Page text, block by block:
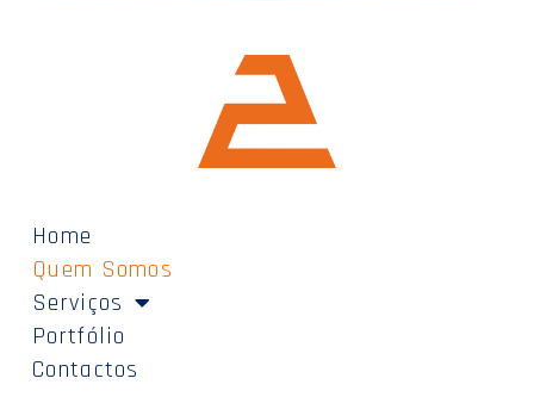
Home
Quem Somos
Serviços
Portfólio
Contactos